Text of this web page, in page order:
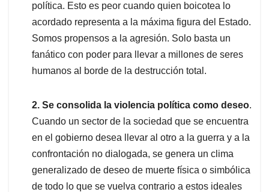
política. Esto es peor cuando quien boicotea lo
acordado representa a la máxima figura del Estado.
Somos propensos a la agresión. Solo basta un
fanático con poder para llevar a millones de seres
humanos al borde de la destrucción total.
2. Se consolida la violencia política como deseo.
Cuando un sector de la sociedad que se encuentra
en el gobierno desea llevar al otro a la guerra y a la
confrontación no dialogada, se genera un clima
generalizado de deseo de muerte física o simbólica
de todo lo que se vuelva contrario a estos ideales